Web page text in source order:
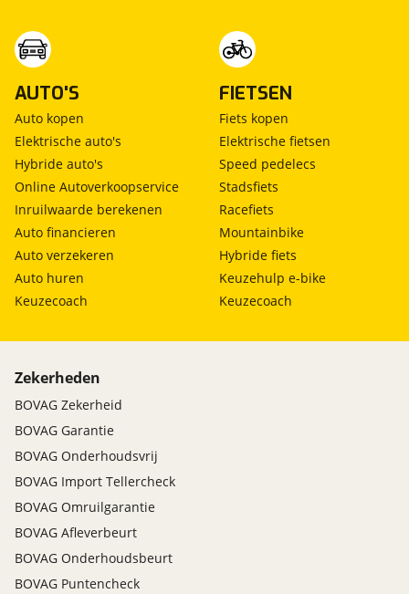
AUTO'S
Auto kopen
Elektrische auto's
Hybride auto's
Online Autoverkoopservice
Inruilwaarde berekenen
Auto financieren
Auto verzekeren
Auto huren
Keuzecoach
FIETSEN
Fiets kopen
Elektrische fietsen
Speed pedelecs
Stadsfiets
Racefiets
Mountainbike
Hybride fiets
Keuzehulp e-bike
Keuzecoach
Zekerheden
BOVAG Zekerheid
BOVAG Garantie
BOVAG Onderhoudsvrij
BOVAG Import Tellercheck
BOVAG Omruilgarantie
BOVAG Afleverbeurt
BOVAG Onderhoudsbeurt
BOVAG Puntencheck